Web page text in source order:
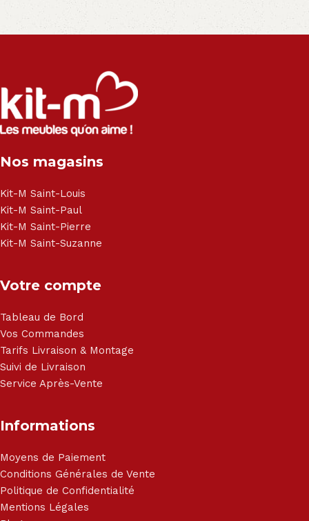
Congélateur - Cuisson - Cuisinière et hotte - Petits meubles
Nos magasins
Kit-M Saint-Louis
Kit-M Saint-Paul
Kit-M Saint-Pierre
Kit-M Saint-Suzanne
Votre compte
Tableau de Bord
Vos Commandes
Tarifs Livraison & Montage
Suivi de Livraison
Service Après-Vente
Informations
Moyens de Paiement
Conditions Générales de Vente
Politique de Confidentialité
Mentions Légales